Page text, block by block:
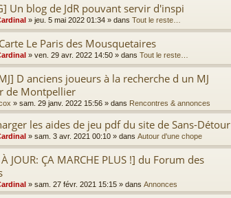
Un blog de JdR pouvant servir d'inspi
» jeu. 5 mai 2022 01:34 » dans Tout le reste…
Le Paris des Mousquetaires
» ven. 29 avr. 2022 14:50 » dans Tout le reste…
D anciens joueurs à la recherche d un MJ
de Montpellier
» sam. 29 janv. 2022 15:56 » dans Rencontres & annonces
les aides de jeu pdf du site de Sans-Détour
» sam. 3 avr. 2021 00:10 » dans Autour d'une chope
JOUR: ÇA MARCHE PLUS !] du Forum des
» sam. 27 févr. 2021 15:15 » dans Annonces